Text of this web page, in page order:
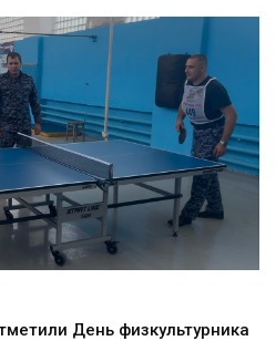
День физкультурника